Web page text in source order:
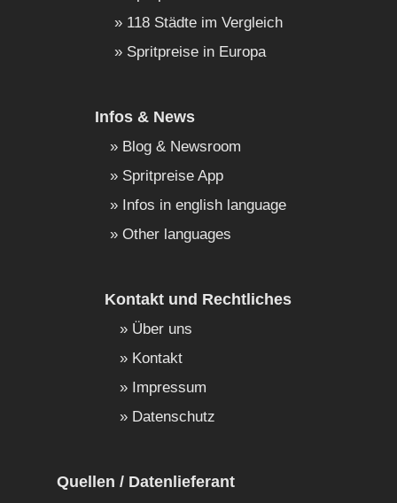
118 Städte im Vergleich
Spritpreise in Europa
Infos & News
Blog & Newsroom
Spritpreise App
Infos in english language
Other languages
Kontakt und Rechtliches
Über uns
Kontakt
Impressum
Datenschutz
Quellen / Datenlieferant